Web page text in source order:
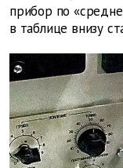
прибор по
в таблице внизу